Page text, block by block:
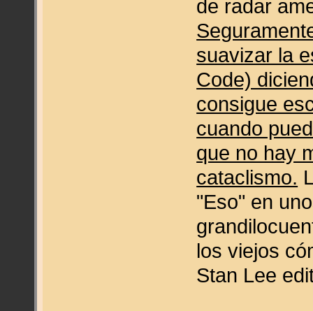
de radar
suavizar la
Code)
consigue
cuando
que no hay
cataclismo.
"Eso" en
los viejos
Stan Lee